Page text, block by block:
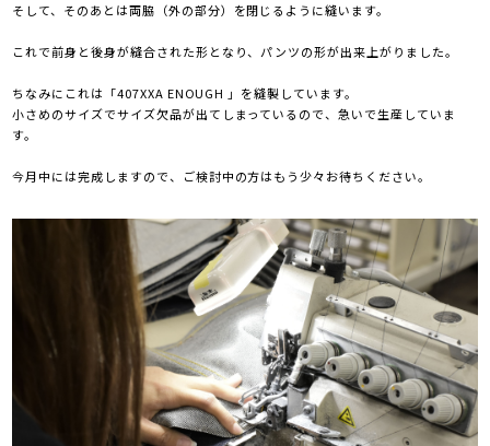
そして、そのあとは両脇（外の部分）を閉じるように縫います。
これで前身と後身が縫合された形となり、パンツの形が出来上がりました。
ちなみにこれは「407XXA ENOUGH 」を縫製しています。
小さめのサイズでサイズ欠品が出てしまっているので、急いで生産していま
す。
今月中には完成しますので、ご検討中の方はもう少々お待ちください。